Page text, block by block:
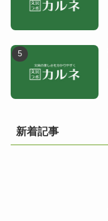
新着記事